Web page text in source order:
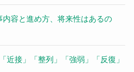
容と進め方、将来性はあるの
近接」「整列」「強弱」「反復」